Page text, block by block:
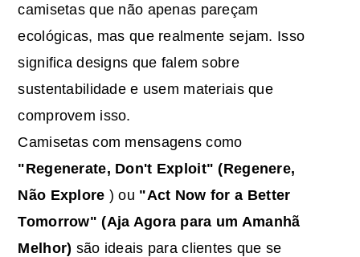
camisetas que não apenas pareçam
ecológicas, mas que realmente sejam. Isso
significa designs que falem sobre
sustentabilidade e usem materiais que
comprovem isso.
Camisetas com mensagens como
"Regenerate, Don't Exploit" (Regenere,
Não Explore ) ou "Act Now for a Better
Tomorrow" (Aja Agora para um Amanhã
Melhor) são ideais para clientes que se